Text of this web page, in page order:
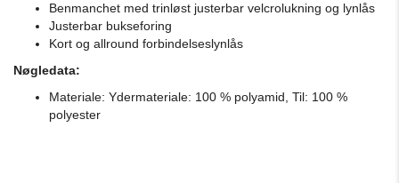
Benmanchet med trinløst justerbar velcrolukning og lynlås
Justerbar bukseforing
Kort og allround forbindelseslynlås
Nøgledata:
Materiale: Ydermateriale: 100 % polyamid, Til: 100 %
polyester